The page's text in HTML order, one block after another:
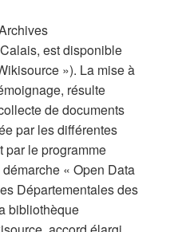
est disponible
»). La mise à
résulte
de documents
par les différentes
par le programme
« Open Data
Départementales des
bibliothèque